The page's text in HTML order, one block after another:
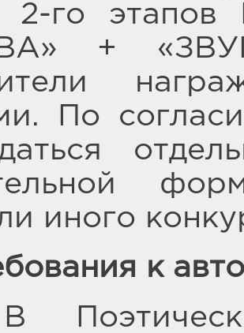
2-го этапов
+
По
иного
к